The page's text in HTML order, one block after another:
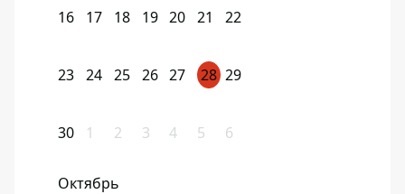
16 17 18 19 20 21 22
23 24 25 26 27 28 29
30 1 2 3 4 5 6
Октябрь